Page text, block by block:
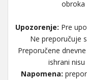
obroka
Upozorenje: Pre
Ne preporučuje
Preporučene
ishrani
Napomena: